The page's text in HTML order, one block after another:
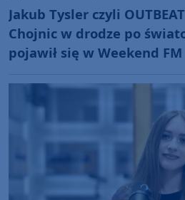
Jakub Tysler czyli
Chojnic w drodze po
pojawił się w Weekend FM